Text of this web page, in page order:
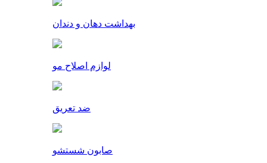
بهداشت دهان و دندان
لوازم اصلاح مو
ضد تعریق
صابون شستشو